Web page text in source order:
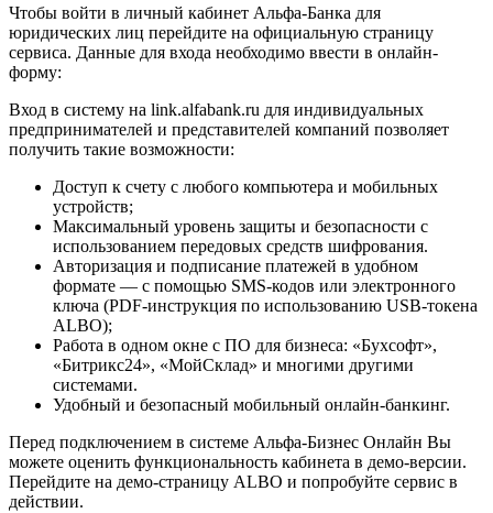
Чтобы войти в личный кабинет Альфа-Банка для
юридических лиц перейдите на официальную страницу
сервиса. Данные для входа необходимо ввести в онлайн-
форму:
Вход в систему на link.alfabank.ru для индивидуальных
предпринимателей и представителей компаний позволяет
получить такие возможности:
Доступ к счету с любого компьютера и мобильных
устройств;
Максимальный уровень защиты и безопасности с
использованием передовых средств шифрования.
Авторизация и подписание платежей в удобном
формате — с помощью SMS-кодов или электронного
ключа (PDF-инструкция по использованию USB-токена
ALBO);
Работа в одном окне с ПО для бизнеса: «Бухсофт»,
«Битрикс24», «МойСклад» и многими другими
системами.
Удобный и безопасный мобильный онлайн-банкинг.
Перед подключением в системе Альфа-Бизнес Онлайн Вы
можете оценить функциональность кабинета в демо-версии.
Перейдите на демо-страницу ALBO и попробуйте сервис в
действии.